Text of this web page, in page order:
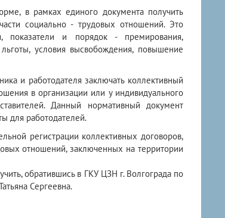
в рамках единого документа получить
социально - трудовых отношений. Это
показатели и порядок - премирования,
условия высвобождения, повышение
и работодателя заключать коллективный
в организации или у индивидуального
Данный нормативный документ
для работодателей.
регистрации коллективных договоров,
отношений, заключенных на территории
обратившись в ГКУ ЦЗН г. Волгограда по
Сергеевна.